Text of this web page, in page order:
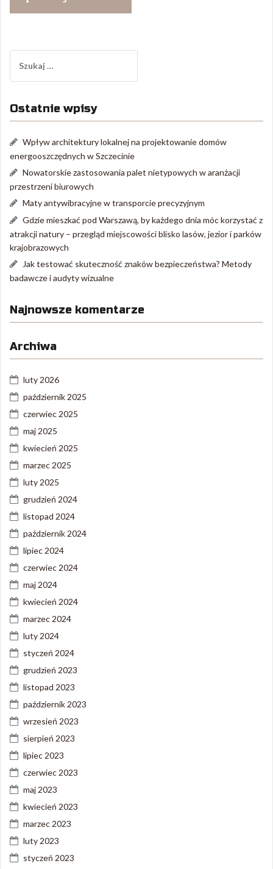
Ostatnie wpisy
Wpływ architektury lokalnej na projektowanie domów
energooszczędnych w Szczecinie
Nowatorskie zastosowania palet nietypowych w aranżacji
przestrzeni biurowych
Maty antywibracyjne w transporcie precyzyjnym
Gdzie mieszkać pod Warszawą, by każdego dnia móc korzystać z
atrakcji natury – przegląd miejscowości blisko lasów, jezior i parków
krajobrazowych
Jak testować skuteczność znaków bezpieczeństwa? Metody
badawcze i audyty wizualne
Najnowsze komentarze
Archiwa
luty 2026
październik 2025
czerwiec 2025
maj 2025
kwiecień 2025
marzec 2025
luty 2025
grudzień 2024
listopad 2024
październik 2024
lipiec 2024
czerwiec 2024
maj 2024
kwiecień 2024
marzec 2024
luty 2024
styczeń 2024
grudzień 2023
listopad 2023
październik 2023
wrzesień 2023
sierpień 2023
lipiec 2023
czerwiec 2023
maj 2023
kwiecień 2023
marzec 2023
luty 2023
styczeń 2023